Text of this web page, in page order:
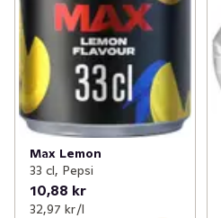
Max Lemon
33 cl, Pepsi
10,88 kr
32,97 kr /l